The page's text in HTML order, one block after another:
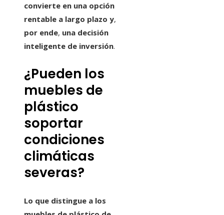
convierte en una opción
rentable a largo plazo y,
por ende, una decisión
inteligente de inversión.
¿Pueden los
muebles de
plástico
soportar
condiciones
climáticas
severas?
Lo que distingue a los